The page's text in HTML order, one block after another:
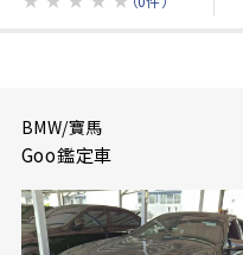
BMW/寶馬
Goo鑑定車